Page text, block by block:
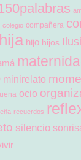
colegio compañera
hija hijo hijos
minirelato
ocio
recuerdos
silencio